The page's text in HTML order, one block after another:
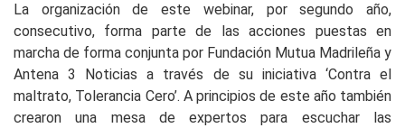
La organización de este webinar, por segundo año,
consecutivo, forma parte de las acciones puestas en
marcha de forma conjunta por Fundación Mutua Madrileña y
Antena 3 Noticias a través de su iniciativa ‘Contra el
maltrato, Tolerancia Cero’. A principios de este año también
crearon una mesa de expertos para escuchar las